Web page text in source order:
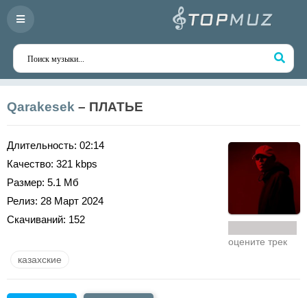
Qarakesek – ПЛАТЬЕ
Длительность: 02:14
Качество: 321 kbps
Размер: 5.1 Мб
Релиз: 28 Март 2024
Скачиваний: 152
оцените трек
казахские